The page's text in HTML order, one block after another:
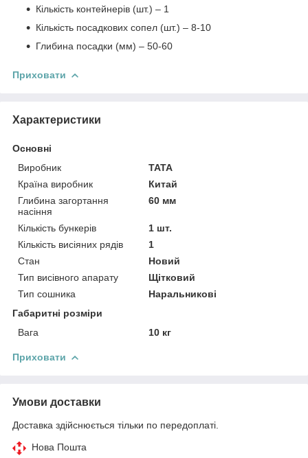
Кількість контейнерів (шт.) – 1
Кількість посадкових сопел (шт.) – 8-10
Глибина посадки (мм) – 50-60
Приховати
Характеристики
Основні
Виробник
TATA
Країна виробник
Китай
Глибина загортання
насіння
60 мм
Кількість бункерів
1 шт.
Кількість висіяних рядів
1
Стан
Новий
Тип висівного апарату
Щітковий
Тип сошника
Наральникові
Габаритні розміри
Вага
10 кг
Приховати
Умови доставки
Доставка здійснюється тільки по передоплаті.
Нова Пошта